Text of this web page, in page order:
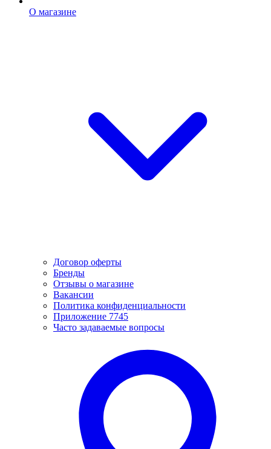
О магазине
Договор оферты
Бренды
Отзывы о магазине
Вакансии
Политика конфиденциальности
Приложение 7745
Часто задаваемые вопросы